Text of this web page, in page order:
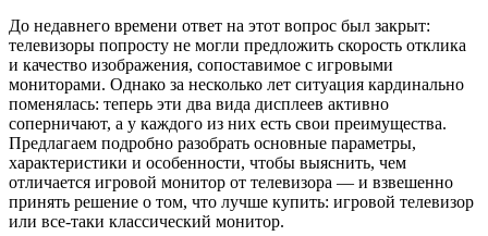
До недавнего времени ответ на этот вопрос был закрыт:
телевизоры попросту не могли предложить скорость отклика
и качество изображения, сопоставимое с игровыми
мониторами. Однако за несколько лет ситуация кардинально
поменялась: теперь эти два вида дисплеев активно
соперничают, а у каждого из них есть свои преимущества.
Предлагаем подробно разобрать основные параметры,
характеристики и особенности, чтобы выяснить, чем
отличается игровой монитор от телевизора — и взвешенно
принять решение о том, что лучше купить: игровой телевизор
или все-таки классический монитор.